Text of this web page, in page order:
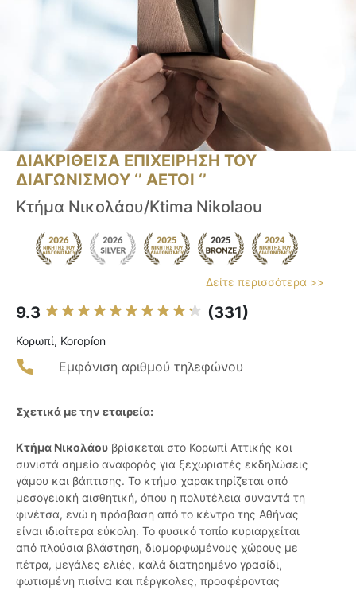
ΔΙΑΚΡΙΘΕΙΣΑ ΕΠΙΧΕΙΡΗΣΗ ΤΟΥ
ΔΙΑΓΩΝΙΣΜΟΥ ‘’ ΑΕΤΟΙ ‘’
Κτήμα Νικολάου/Ktima Nikolaou
Δείτε περισσότερα >>
9.3 (331)
Κορωπί, Koropíon
Εμφάνιση αριθμού τηλεφώνου
Σχετικά με την εταιρεία:
Κτήμα Νικολάου βρίσκεται στο Κορωπί Αττικής και
συνιστά σημείο αναφοράς για ξεχωριστές εκδηλώσεις
γάμου και βάπτισης. Το κτήμα χαρακτηρίζεται από
μεσογειακή αισθητική, όπου η πολυτέλεια συναντά τη
φινέτσα, ενώ η πρόσβαση από το κέντρο της Αθήνας
είναι ιδιαίτερα εύκολη. Το φυσικό τοπίο κυριαρχείται
από πλούσια βλάστηση, διαμορφωμένους χώρους με
πέτρα, μεγάλες ελιές, καλά διατηρημένο γρασίδι,
φωτισμένη πισίνα και πέργκολες, προσφέροντας